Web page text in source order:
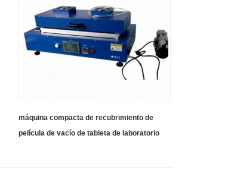
máquina compacta de recubrimiento de
película de vacío de tableta de laboratorio